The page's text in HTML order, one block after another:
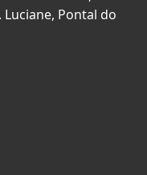
Pontal do